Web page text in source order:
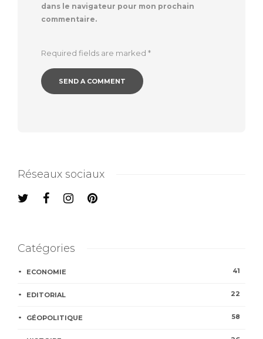
dans le navigateur pour mon prochain
commentaire.
Required fields are marked *
Réseaux sociaux
Catégories
ECONOMIE 41
EDITORIAL 22
GÉOPOLITIQUE 58